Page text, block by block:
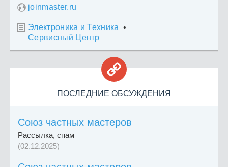
joinmaster.ru
 Электроника и Техника •
Сервисный Центр

ПОСЛЕДНИЕ ОБСУЖДЕНИЯ
Союз частных мастеров
Рассылка, спам
(02.12.2025)